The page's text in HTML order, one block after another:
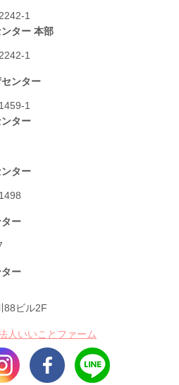
1
ター 本部
1
ンター
1
ター
ター
ー
ー
88ビル2F
人いいことファーム